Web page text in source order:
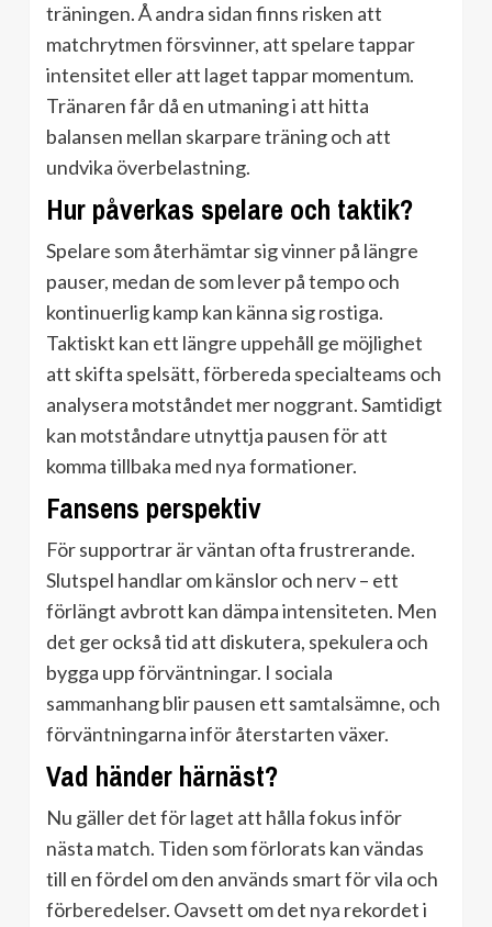
träningen. Å andra sidan finns risken att
matchrytmen försvinner, att spelare tappar
intensitet eller att laget tappar momentum.
Tränaren får då en utmaning i att hitta
balansen mellan skarpare träning och att
undvika överbelastning.
Hur påverkas spelare och taktik?
Spelare som återhämtar sig vinner på längre
pauser, medan de som lever på tempo och
kontinuerlig kamp kan känna sig rostiga.
Taktiskt kan ett längre uppehåll ge möjlighet
att skifta spelsätt, förbereda specialteams och
analysera motståndet mer noggrant. Samtidigt
kan motståndare utnyttja pausen för att
komma tillbaka med nya formationer.
Fansens perspektiv
För supportrar är väntan ofta frustrerande.
Slutspel handlar om känslor och nerv – ett
förlängt avbrott kan dämpa intensiteten. Men
det ger också tid att diskutera, spekulera och
bygga upp förväntningar. I sociala
sammanhang blir pausen ett samtalsämne, och
förväntningarna inför återstarten växer.
Vad händer härnäst?
Nu gäller det för laget att hålla fokus inför
nästa match. Tiden som förlorats kan vändas
till en fördel om den används smart för vila och
förberedelser. Oavsett om det nya rekordet i